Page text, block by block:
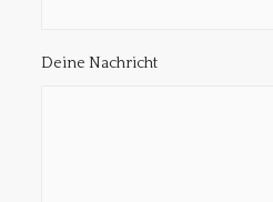
Deine Nachricht